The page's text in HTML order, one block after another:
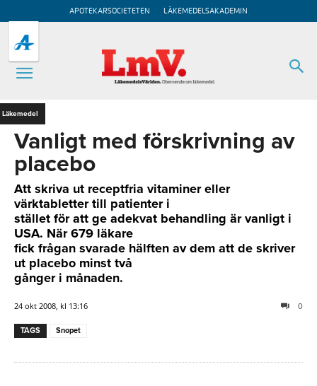
APOTEKARSOCIETETEN LÄKEMEDELSAKADEMIN
Läkemedel
Vanligt med förskrivning av
placebo
Att skriva ut receptfria vitaminer eller
värktabletter till patienter i
stället för att ge adekvat behandling är vanligt i
USA. När 679 läkare
fick frågan svarade hälften av dem att de skriver
ut placebo minst två
gånger i månaden.
24 okt 2008, kl 13:16 0
TAGS Snopet